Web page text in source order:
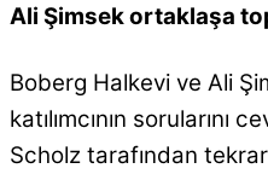
Ali Şimsek ortaklaşa
Boberg Halkevi ve Ali
katılımcının
Scholz tarafından